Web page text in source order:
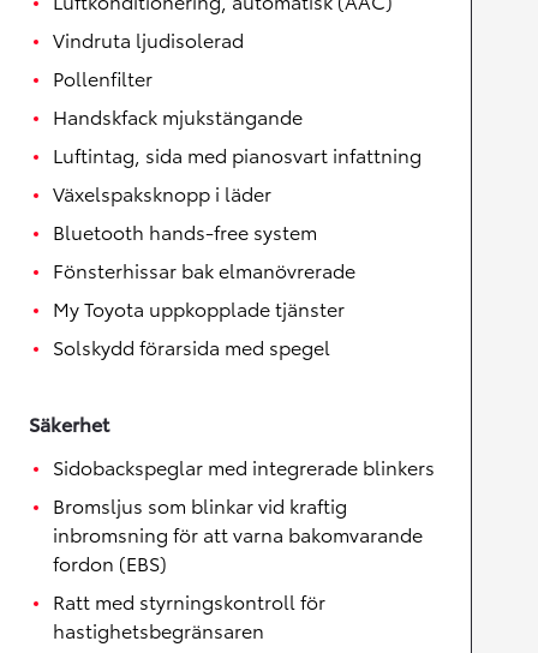
Vindruta ljudisolerad
Pollenfilter
Handskfack mjukstängande
Luftintag, sida med pianosvart infattning
Växelspaksknopp i läder
Bluetooth hands-free system
Fönsterhissar bak elmanövrerade
My Toyota uppkopplade tjänster
Solskydd förarsida med spegel
Säkerhet
Sidobackspeglar med integrerade blinkers
Bromsljus som blinkar vid kraftig
inbromsning för att varna bakomvarande
fordon (EBS)
Ratt med styrningskontroll för
hastighetsbegränsaren